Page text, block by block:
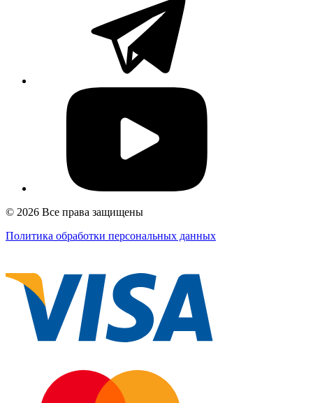
© 2026 Все права защищены
Политика обработки персональных данных